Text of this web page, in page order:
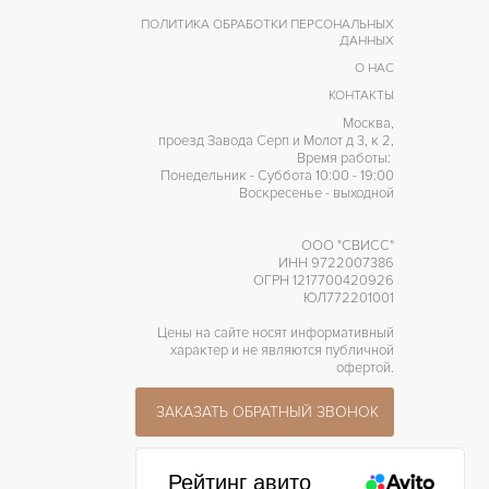
ПОЛИТИКА ОБРАБОТКИ ПЕРСОНАЛЬНЫХ
ДАННЫХ
О НАС
КОНТАКТЫ
Москва,
проезд Завода Серп и Молот д 3, к 2,
Время работы:
Понедельник - Суббота 10:00 - 19:00
Воскресенье - выходной
ООО "СВИСС"
ИНН 9722007386
ОГРН 1217700420926
ЮЛ772201001
Цены на сайте носят информативный
характер и не являются публичной
офертой.
ЗАКАЗАТЬ ОБРАТНЫЙ ЗВОНОК
Рейтинг авито